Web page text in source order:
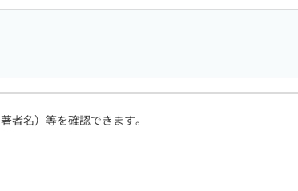
者名）等を確認できます。